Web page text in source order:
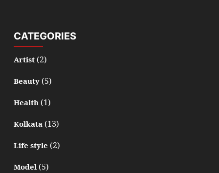
CATEGORIES
Artist(2)
Beauty(5)
Health(1)
Kolkata(13)
Life style (2)
Model(5)